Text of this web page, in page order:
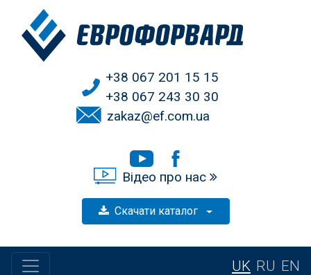
+38 067 201 15 15
+38 067 243 30 30
zakaz@ef.com.ua
Відео про нас
Скачати каталог
UK RU EN